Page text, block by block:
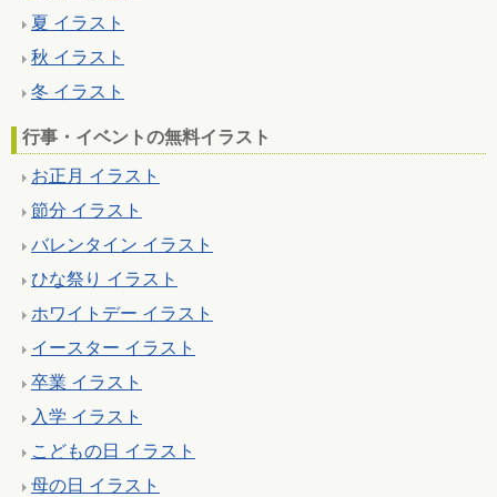
夏 イラスト
秋 イラスト
冬 イラスト
行事・イベントの無料イラスト
お正月 イラスト
節分 イラスト
バレンタイン イラスト
ひな祭り イラスト
ホワイトデー イラスト
イースター イラスト
卒業 イラスト
入学 イラスト
こどもの日 イラスト
母の日 イラスト